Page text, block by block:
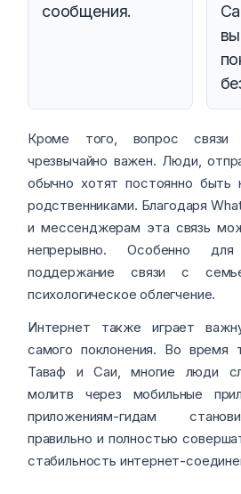
сообщения.
Кроме того, вопрос
чрезвычайно важен. Люди,
обычно хотят постоянно быть
родственниками. Благодаря
и мессенджерам эта связь
непрерывно. Особенно
поддержание связи с
психологическое облегчение.
Интернет также играет
самого поклонения. Во время
Таваф и Саи, многие люди
молитв через мобильные
приложениям-гидам
правильно и полностью
стабильность интернет-